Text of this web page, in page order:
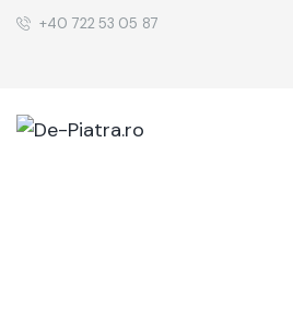
+40 722 53 05 87